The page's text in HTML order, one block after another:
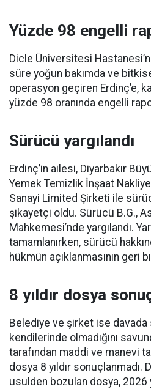
Yüzde 98 engelli
Dicle Üniversitesi
süre yoğun bakımda ve
operasyon geçiren Erdinç’e,
yüzde 98 oranında engelli
Sürücü yargılandı
Erdinç’in ailesi, Diyarbakır
Yemek Temizlik İnşaat
Sanayi Limited Şirketi ile
şikayetçi oldu. Sürücü B.G.,
Mahkemesi’nde yargılandı.
tamamlanırken, sürücü
hükmün açıklanmasının geri
8 yıldır dosya
Belediye ve şirket ise
kendilerinde olmadığını
tarafından maddi ve manevi
dosya 8 yıldır sonuçlanmadı.
usulden bozulan dosya, 2026